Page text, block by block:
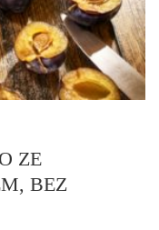
ZE
BEZ